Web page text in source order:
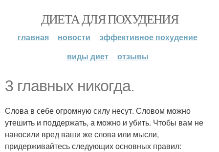
ДИЕТА ДЛЯ ПОХУДЕНИЯ
главная новости
эффективное похудение
виды диет
отзывы
3 главных никогда.
Слова в себе огромную силу несут. Словом можно
утешить и поддержать, а можно и убить. Чтобы вам не
наносили вред ваши же слова или мысли,
придерживайтесь следующих основных правил: